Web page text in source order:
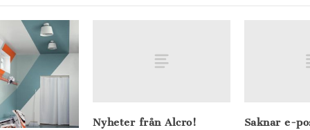
Nyheter från Alcro! Saknar e-